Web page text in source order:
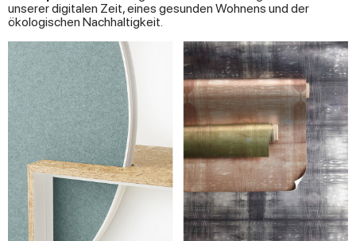
unserer digitalen Zeit, eines gesunden Wohnens und der
ökologischen Nachhaltigkeit.